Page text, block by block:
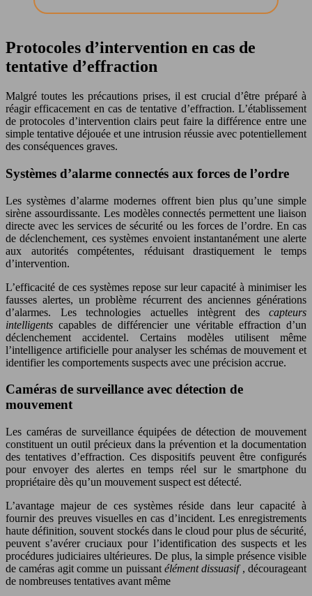
Protocoles d’intervention en cas de
tentative d’effraction
Malgré toutes les précautions prises, il est crucial d’être préparé à
réagir efficacement en cas de tentative d’effraction. L’établissement
de protocoles d’intervention clairs peut faire la différence entre une
simple tentative déjouée et une intrusion réussie avec potentiellement
des conséquences graves.
Systèmes d’alarme connectés aux forces de l’ordre
Les systèmes d’alarme modernes offrent bien plus qu’une simple
sirène assourdissante. Les modèles connectés permettent une liaison
directe avec les services de sécurité ou les forces de l’ordre. En cas
de déclenchement, ces systèmes envoient instantanément une alerte
aux autorités compétentes, réduisant drastiquement le temps
d’intervention.
L’efficacité de ces systèmes repose sur leur capacité à minimiser les
fausses alertes, un problème récurrent des anciennes générations
d’alarmes. Les technologies actuelles intègrent des capteurs
intelligentscapables de différencier une véritable effraction d’un
déclenchement accidentel. Certains modèles utilisent même
l’intelligence artificielle pour analyser les schémas de mouvement et
identifier les comportements suspects avec une précision accrue.
Caméras de surveillance avec détection de
mouvement
Les caméras de surveillance équipées de détection de mouvement
constituent un outil précieux dans la prévention et la documentation
des tentatives d’effraction. Ces dispositifs peuvent être configurés
pour envoyer des alertes en temps réel sur le smartphone du
propriétaire dès qu’un mouvement suspect est détecté.
L’avantage majeur de ces systèmes réside dans leur capacité à
fournir des preuves visuelles en cas d’incident. Les enregistrements
haute définition, souvent stockés dans le cloud pour plus de sécurité,
peuvent s’avérer cruciaux pour l’identification des suspects et les
procédures judiciaires ultérieures. De plus, la simple présence visible
de caméras agit comme un puissant élément dissuasif, décourageant
de nombreuses tentatives avant même